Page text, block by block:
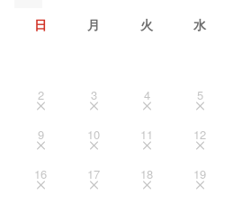
日 月 火 水
2 3 4 5
9 10 11 12
16 17 18 19